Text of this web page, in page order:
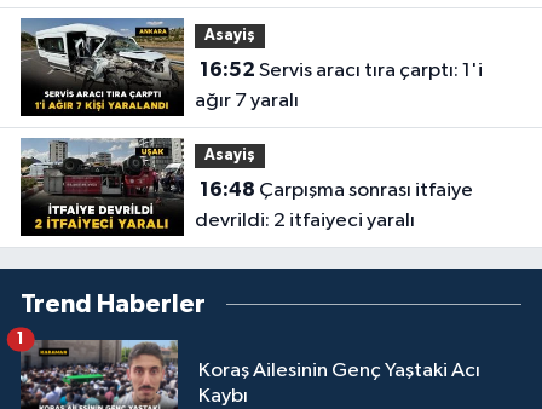
Asayiş
16:52
ağır 7 yaralı
Asayiş
16:48
devrildi: 2 itfaiyeci yaralı
Trend Haberler
Koraş Ailesinin Genç Yaştaki Acı
Kaybı
1